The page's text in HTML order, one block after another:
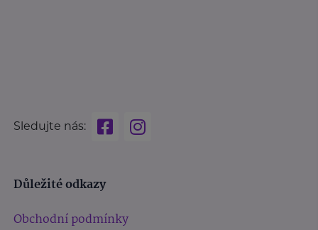
Sledujte nás:
Důležité odkazy
Obchodní podmínky